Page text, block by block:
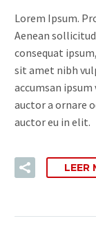
Lorem Ipsum.
Aenean
consequat
sit amet nibh
accumsan
auctor a ornare
auctor eu in elit.
LEER